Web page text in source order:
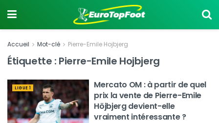
Accueil Mot-clé Pierre-Emile Hojbjerg
Étiquette : Pierre-Emile Hojbjerg
LIGUE 1
Mercato OM : à partir de quel
prix la vente de Pierre-Emile
Höjbjerg devient-elle
vraiment intéressante ?